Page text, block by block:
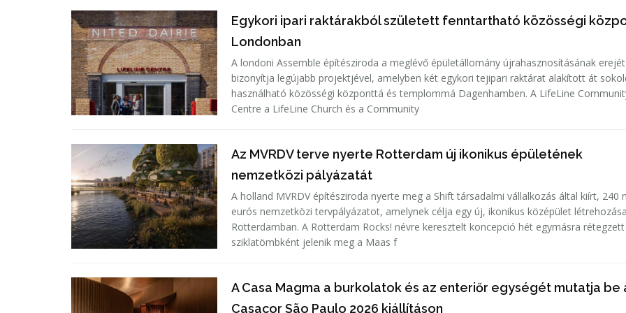
Egykori ipari raktárakból született fenntartható közösségi
Londonban
A londoni Assemble építésziroda a meglévő épületállomány újrahasznosításának erejét
bizonyítja legújabb projektjével, amelyben két egykori tejipari raktárat alakított át
használható közösségi központtá és templommá Dagenhamben. A LifeLine
Centre a LifeLine Church és a Community
Az MVRDV terve nyerte Rotterdam új ikonikus épületének
nemzetközi pályázatát
A holland MVRDV építésziroda nyerte meg a Shift társadalmi vállalkozás által kiírt, 240
eurós nemzetközi tervpályázatot, amelynek célja egy új, ikonikus középület létrehozása
Rotterdamban. A Rotterdam Rocks! névre keresztelt koncepció hét egymásra rétegzett
sziklatömbként jelenik meg a Maas f
A Casa Magma a burkolatok és az enteriőr egységét mutatja be
Casacor São Paulo 2026 kiállításon